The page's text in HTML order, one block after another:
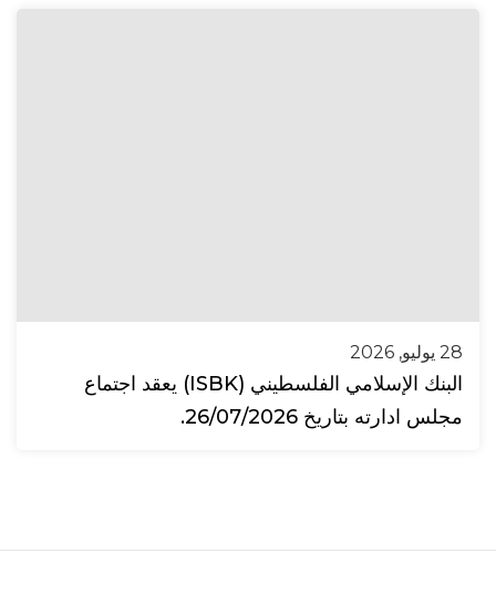
28 يوليو, 2026
البنك الإسلامي الفلسطيني (ISBK) يعقد اجتماع
مجلس ادارته بتاريخ 26/07/2026.